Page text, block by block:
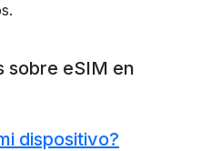
sobre eSIM en
dispositivo?